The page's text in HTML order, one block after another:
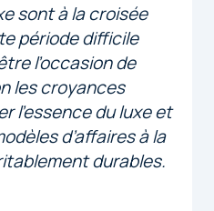
sont à la croisée
période difficile
l’occasion de
les croyances
l’essence du luxe et
d’affaires à la
durables.